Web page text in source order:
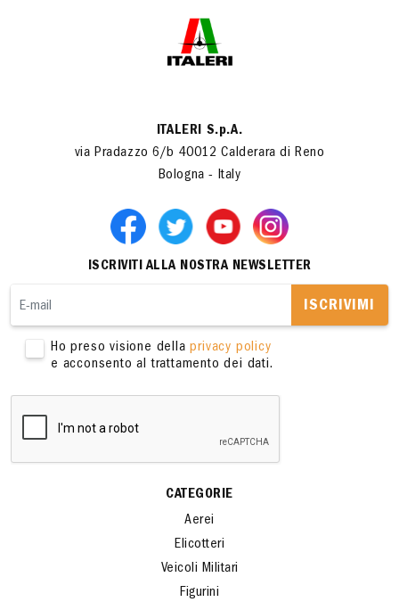
ITALERI S.p.A.
via Pradazzo 6/b 40012 Calderara di Reno
Bologna - Italy
ISCRIVITI ALLA NOSTRA NEWSLETTER
ISCRIVIMI
Ho preso visione dellaprivacy policy
e acconsento al trattamento dei dati.
CATEGORIE
Aerei
Elicotteri
Veicoli Militari
Figurini